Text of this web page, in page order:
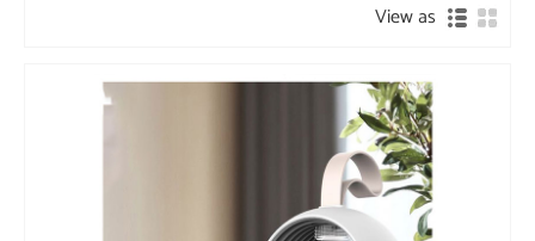
View as